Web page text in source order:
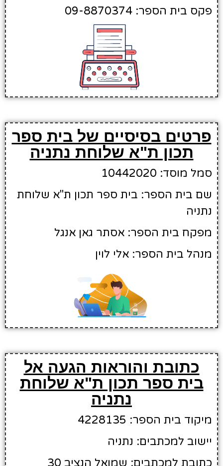
פקס בית הספר: 09-8870374
פרטים בסיסיים של בית ספר
תכון ת"א שלוחת נתניה
סמל מוסד: 10442020
שם בית הספר: בית ספר תכון ת"א שלוחת
נתניה
מפקח בית הספר: אסתר גאן אנגל
מנהל בית הספר: אלי לוין
כתובת והוראות הגעה אל
בית ספר תכון ת"א שלוחת
נתניה
מיקוד בית הספר: 4228135
יישוב למכתבים: נתניה
כתובת למכתבים: שמואל הנציב 30